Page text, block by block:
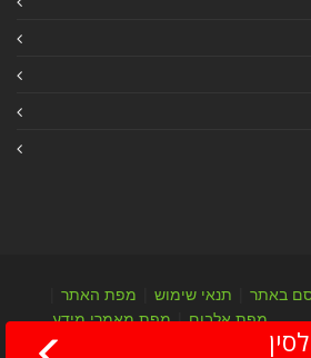
באתר תנאי שימוש מפת האתר
מפת אלבום|מפת מאמרי מידע